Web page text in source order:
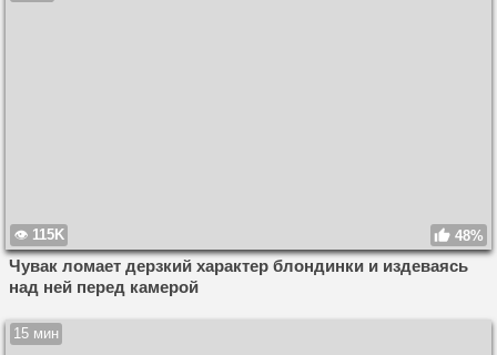
115K 48%
Чувак ломает дерзкий характер блондинки и издеваясь
над ней перед камерой
15 мин